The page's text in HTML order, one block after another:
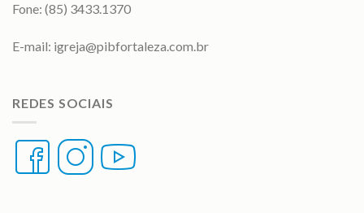
Fone: (85) 3433.1370
E-mail: igreja@pibfortaleza.com.br
REDES SOCIAIS